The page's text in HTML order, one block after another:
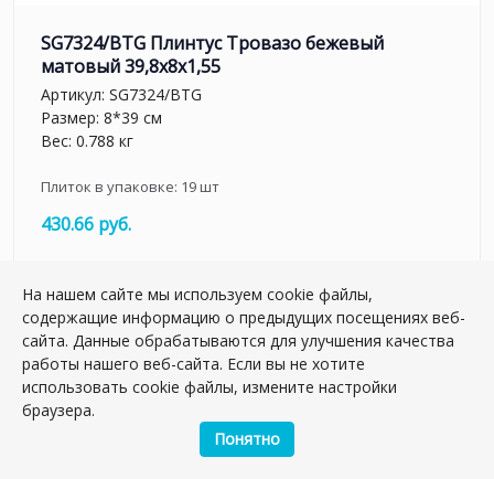
SG7324/BTG Плинтус Тровазо бежевый
матовый 39,8x8x1,55
Артикул: SG7324/BTG
Размер: 8*39 см
Вес: 0.788 кг
Плиток в упаковке: 19шт
430.66 руб.
– + шт.
На нашем сайте мы используем cookie файлы,
содержащие информацию о предыдущих посещениях веб-
сайта. Данные обрабатываются для улучшения качества
работы нашего веб-сайта. Если вы не хотите
использовать cookie файлы, измените настройки
браузера.
Понятно